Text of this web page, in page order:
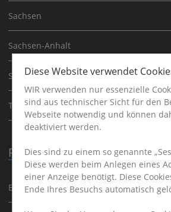
Sachsen
Sachsen-Anhalt
Schleswig-Holstein
Thüringen
Physikjobs in
Berlin
Diese Website verwendet
WIR verwenden nur essenzielle
sind aus technischer Sicht für den
Webseite notwendig und können
deaktiviert werden.
Dies sind zu einem so genannte
Diese werden beim Anlegen eines
einer Anzeige benötigt. Diese
Ende Ihres Besuchs automatisch